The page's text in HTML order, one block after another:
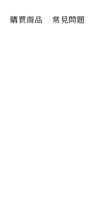
購買商品 常見問題